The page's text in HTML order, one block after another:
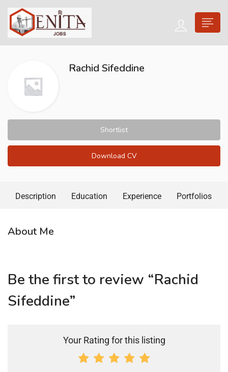
Rachid Sifeddine
Shortlist
Download CV
Description Education Experience Portfolios
About Me
Be the first to review “Rachid
Sifeddine”
Your Rating for this listing